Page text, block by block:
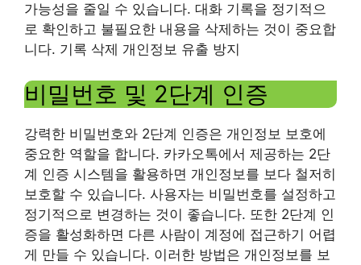
가능성을 줄일 수 있습니다. 대화 기록을 정기적으
로 확인하고 불필요한 내용을 삭제하는 것이 중요합
니다. 기록 삭제 개인정보 유출 방지
비밀번호 및 2단계 인증
강력한 비밀번호와 2단계 인증은 개인정보 보호에
중요한 역할을 합니다. 카카오톡에서 제공하는 2단
계 인증 시스템을 활용하면 개인정보를 보다 철저히
보호할 수 있습니다. 사용자는 비밀번호를 설정하고
정기적으로 변경하는 것이 좋습니다. 또한 2단계 인
증을 활성화하면 다른 사람이 계정에 접근하기 어렵
게 만들 수 있습니다. 이러한 방법은 개인정보를 보